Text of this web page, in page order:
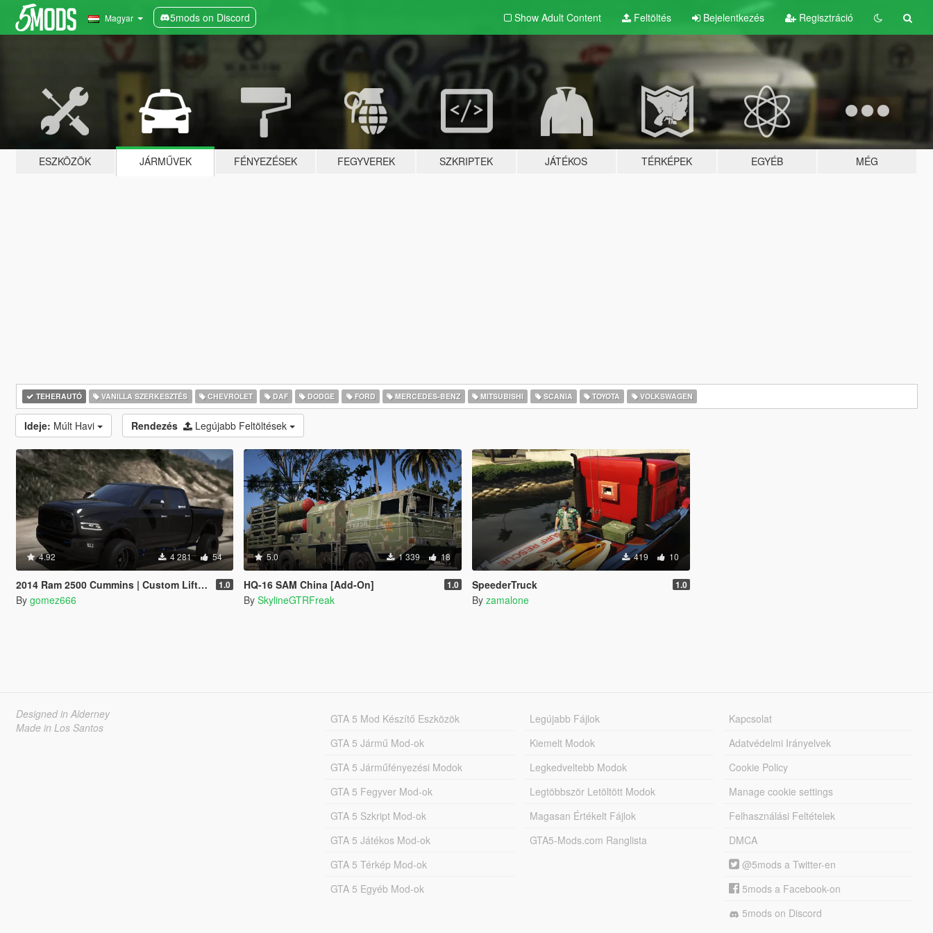
Magyar 5mods on Discord Show Adult Content Feltöltés Bejelentkezés Regisztráció
ESZKÖZÖK JÁRMŰVEK FÉNYEZÉSEK FEGYVEREK SZKRIPTEK JÁTÉKOS TÉRKÉPEK EGYÉB MÉG
TEHERAUTÓ VANILLA SZERKESZTÉS CHEVROLET DAF DODGE FORD MERCEDES-BENZ MITSUBISHI SCANIA TOYOTA VOLKSWAGEN
Ideje: Múlt Havi Rendezés Legújabb Feltöltések
4.92 4 281 54
2014 Ram 2500 Cummins | Custom Lifted | Add-On 1.0
By gomez666
5.0 1 339 18
HQ-16 SAM China [Add-On] 1.0
By SkylineGTRFreak
419 10
SpeederTruck 1.0
By zamalone
Designed in Alderney
Made in Los Santos
GTA 5 Mod Készítő Eszközök
GTA 5 Jármű Mod-ok
GTA 5 Járműfényezési Modok
GTA 5 Fegyver Mod-ok
GTA 5 Szkript Mod-ok
GTA 5 Játékos Mod-ok
GTA 5 Térkép Mod-ok
GTA 5 Egyéb Mod-ok
Legújabb Fájlok
Kiemelt Modok
Legkedveltebb Modok
Legtöbbször Letöltött Modok
Magasan Értékelt Fájlok
GTA5-Mods.com Ranglista
Kapcsolat
Adatvédelmi Irányelvek
Cookie Policy
Manage cookie settings
Felhasználási Feltételek
DMCA
@5mods a Twitter-en
5mods a Facebook-on
5mods on Discord